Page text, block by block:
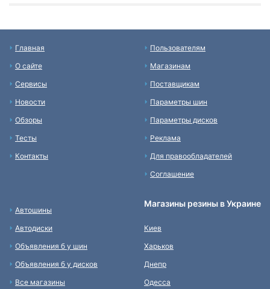
Главная
О сайте
Сервисы
Новости
Обзоры
Тесты
Контакты
Пользователям
Магазинам
Поставщикам
Параметры шин
Параметры дисков
Реклама
Для правообладателей
Соглашение
Автошины
Автодиски
Объявления б у шин
Объявления б у дисков
Все магазины
Магазины резины в Украине
Киев
Харьков
Днепр
Одесса